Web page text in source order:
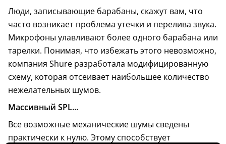
Люди, записывающие барабаны, скажут вам, что
часто возникает проблема утечки и перелива звука.
Микрофоны улавливают более одного барабана или
тарелки. Понимая, что избежать этого невозможно,
компания Shure разработала модифицированную
схему, которая отсеивает наибольшее количество
нежелательных шумов.
Массивный SPL...
Все возможные механические шумы сведены
практически к нулю. Этому способствует